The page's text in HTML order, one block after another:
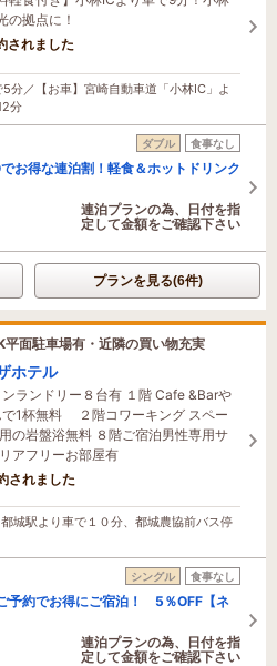
の拠点に！
されました
5分／【お車】宮崎自動車道「小林IC」よ
分
ダブル 食事なし
お得な連泊割！軽食＆ホットドリンク
連泊プランの為、日付を指
定して金額をご確認下さい
プランを見る(6件)
面駐車場有・近隣の買い物充実
ホテル
ランドリー８台有 １階 Cafe &Barや
で1杯無料 ２階コワーキング スペー
の岩盤浴無料 ８階ご宿泊男性専用サ
アフリーお部屋有
されました
城駅より車で１０分、都城農協前バス停
シングル 食事なし
予約でお得にご宿泊！ 5％OFF【ネ
連泊プランの為、日付を指
定して金額をご確認下さい